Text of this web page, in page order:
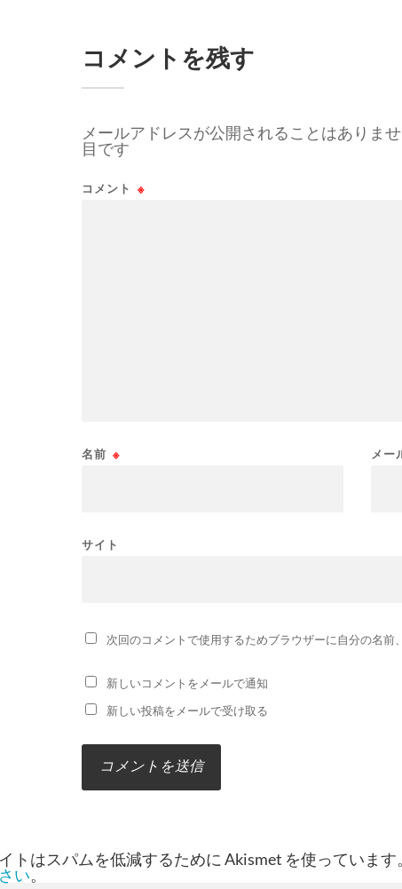
コメントを残す
メールアドレスが公開されることはありませ
目です
コメント ※
名前 ※ メー
サイト
次回のコメントで使用するためブラウザーに自分の名前
新しいコメントをメールで通知
新しい投稿をメールで受け取る
トはスパムを低減するために Akismet を使っています
い。